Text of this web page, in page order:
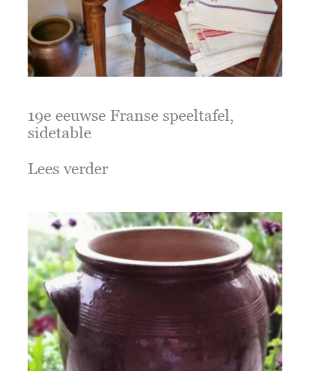
19e eeuwse Franse speeltafel,
sidetable
Lees verder